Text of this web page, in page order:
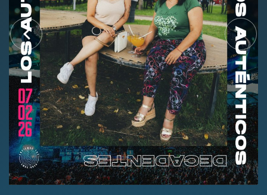
Club Movistar
Suscríbete
modo claro